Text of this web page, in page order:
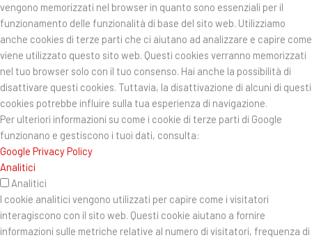
vengono memorizzati nel browser in quanto sono essenziali per il
funzionamento delle funzionalità di base del sito web. Utilizziamo
anche cookies di terze parti che ci aiutano ad analizzare e capire come
viene utilizzato questo sito web. Questi cookies verranno memorizzati
nel tuo browser solo con il tuo consenso. Hai anche la possibilità di
disattivare questi cookies. Tuttavia, la disattivazione di alcuni di questi
cookies potrebbe influire sulla tua esperienza di navigazione.
Per ulteriori informazioni su come i cookie di terze parti di Google
funzionano e gestiscono i tuoi dati, consulta:
Google Privacy Policy
Analitici
Analitici
I cookie analitici vengono utilizzati per capire come i visitatori
interagiscono con il sito web. Questi cookie aiutano a fornire
informazioni sulle metriche relative al numero di visitatori, frequenza di